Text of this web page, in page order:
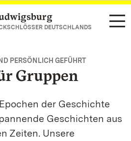
DEUTSCHLANDS
PERSÖNLICH GEFÜHRT
Gruppen
der Geschichte
Geschichten aus
Zeiten. Unsere